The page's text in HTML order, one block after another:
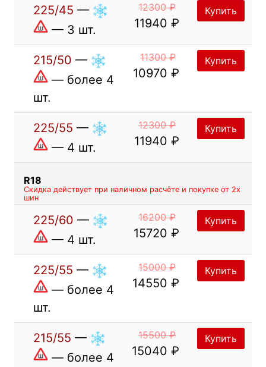
225/45 —
— 3 шт.
12300 ₽
11940 ₽
Купить
215/50 —
— более 4
шт.
11300 ₽
10970 ₽
Купить
225/55 —
— 4 шт.
12300 ₽
11940 ₽
Купить
R18
Скидка действует при наличном расчёте и покупке от 2х
шин
225/60 —
— 4 шт.
16200 ₽
15720 ₽
Купить
225/55 —
— более 4
шт.
15000 ₽
14550 ₽
Купить
215/55 —
— более 4
15500 ₽
15040 ₽
Купить